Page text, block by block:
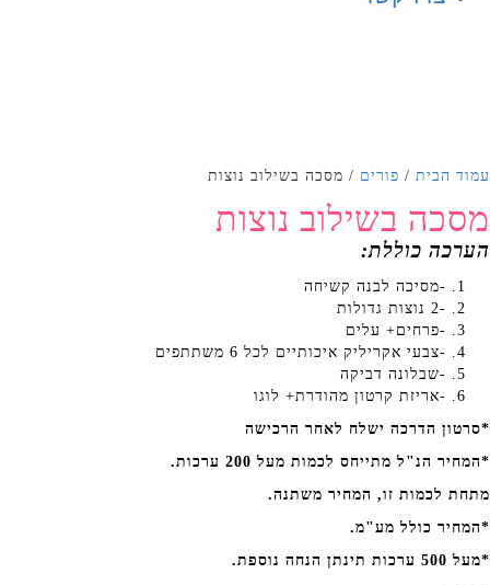
עמוד הבית / פורים / מסכה בשילוב נוצות
מסכה בשילוב נוצות
הערכה כוללת:
-מסיכה לבנה קשיחה
-2 נוצות גדולות
-פרחים+ עלים
-צבעי אקריליק איכותיים לכל 6 משתתפים
-שבלונה דביקה
-אריזת קרטון מהודרת+ לוגו
*סרטון הדרכה ישלח לאחר הרכישה
*המחיר הנ"ל מתייחס לכמות מעל 200 ערכות.
מתחת לכמות זו, המחיר משתנה.
*המחיר כולל מע"מ.
*מעל 500 ערכות תינתן הנחה נוספת.